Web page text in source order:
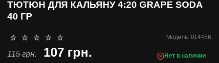
Модель: 014456
ТЮТЮН ДЛЯ КАЛЬЯНУ 4:20 GRAPE SODA
40 ГР
Нет в наличии
115 грн. 107 грн.